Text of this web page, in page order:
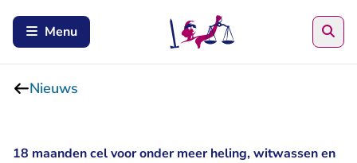
Menu
Nieuws
18 maanden cel voor onder meer heling, witwassen en